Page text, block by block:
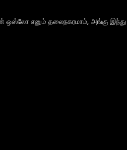
ஒஸ்லோ எனும் தலைநகரமாம், அங்கு